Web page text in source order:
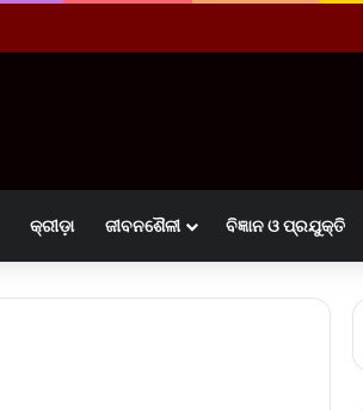
କ୍ରୀଡ଼ା ଜୀବନଶୈଳୀ ବିଜ୍ଞାନ ଓ ପ୍ରଯୁକ୍ତି